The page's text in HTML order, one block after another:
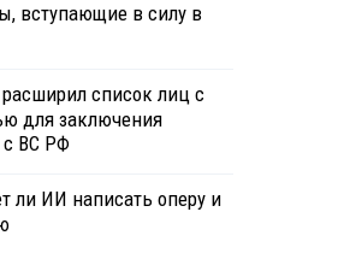
вступающие в силу в
список лиц с
для заключения
с ВС РФ
ли ИИ написать оперу и